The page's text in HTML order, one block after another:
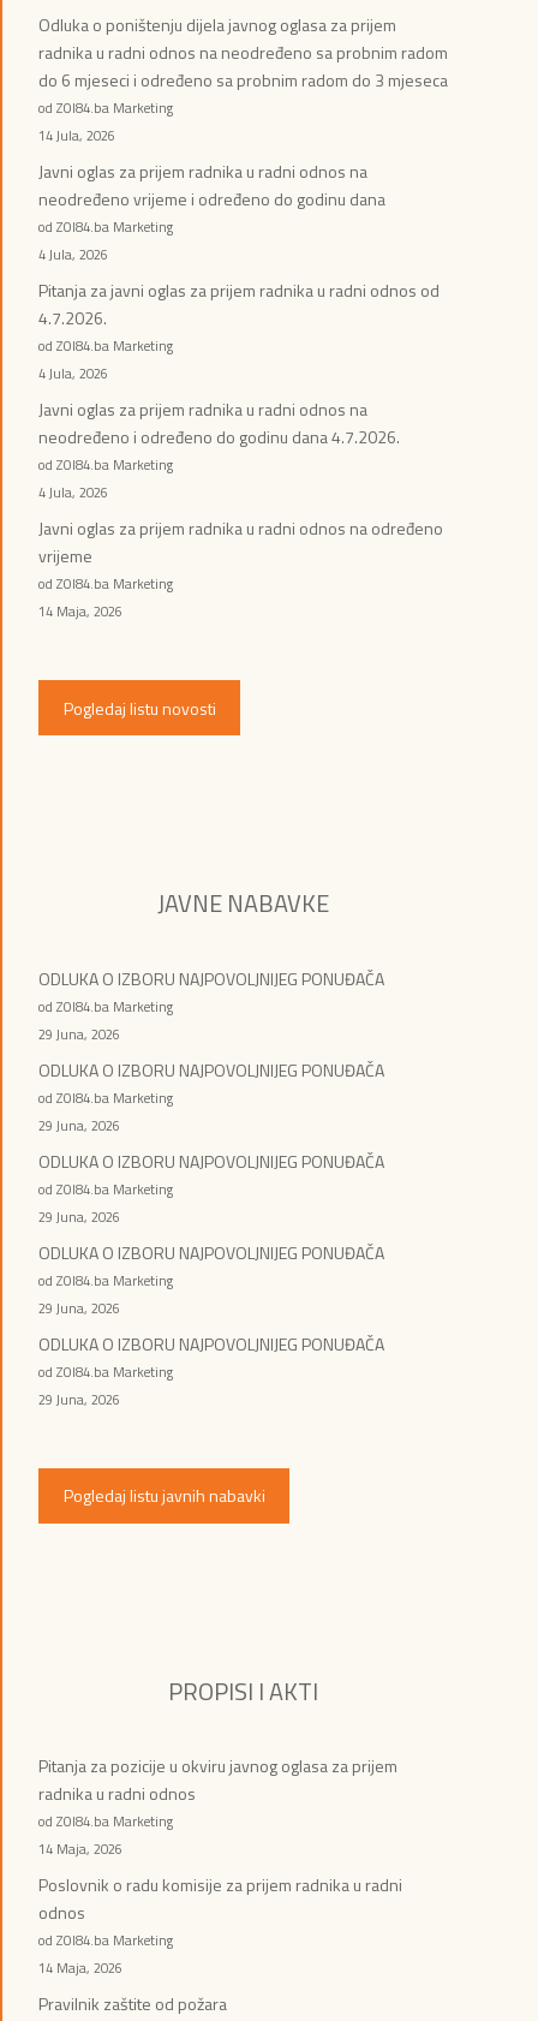
Odluka o poništenju dijela javnog oglasa za prijem
radnika u radni odnos na neodređeno sa probnim radom
do 6 mjeseci i određeno sa probnim radom do 3 mjeseca
od ZOI84.ba Marketing
14 Jula, 2026
Javni oglas za prijem radnika u radni odnos na
neodređeno vrijeme i određeno do godinu dana
od ZOI84.ba Marketing
4 Jula, 2026
Pitanja za javni oglas za prijem radnika u radni odnos od
4.7.2026.
od ZOI84.ba Marketing
4 Jula, 2026
Javni oglas za prijem radnika u radni odnos na
neodređeno i određeno do godinu dana 4.7.2026.
od ZOI84.ba Marketing
4 Jula, 2026
Javni oglas za prijem radnika u radni odnos na određeno
vrijeme
od ZOI84.ba Marketing
14 Maja, 2026
Pogledaj listu novosti
JAVNE NABAVKE
ODLUKA O IZBORU NAJPOVOLJNIJEG PONUĐAČA
od ZOI84.ba Marketing
29 Juna, 2026
ODLUKA O IZBORU NAJPOVOLJNIJEG PONUĐAČA
od ZOI84.ba Marketing
29 Juna, 2026
ODLUKA O IZBORU NAJPOVOLJNIJEG PONUĐAČA
od ZOI84.ba Marketing
29 Juna, 2026
ODLUKA O IZBORU NAJPOVOLJNIJEG PONUĐAČA
od ZOI84.ba Marketing
29 Juna, 2026
ODLUKA O IZBORU NAJPOVOLJNIJEG PONUĐAČA
od ZOI84.ba Marketing
29 Juna, 2026
Pogledaj listu javnih nabavki
PROPISI I AKTI
Pitanja za pozicije u okviru javnog oglasa za prijem
radnika u radni odnos
od ZOI84.ba Marketing
14 Maja, 2026
Poslovnik o radu komisije za prijem radnika u radni
odnos
od ZOI84.ba Marketing
14 Maja, 2026
Pravilnik zaštite od požara